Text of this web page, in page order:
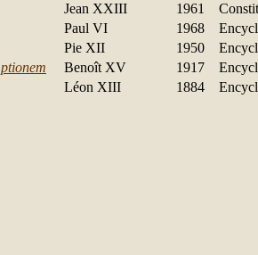
Jean XXIII 1961
Paul VI 1968
Pie XII 1950
Benoît XV 1917
Léon XIII 1884